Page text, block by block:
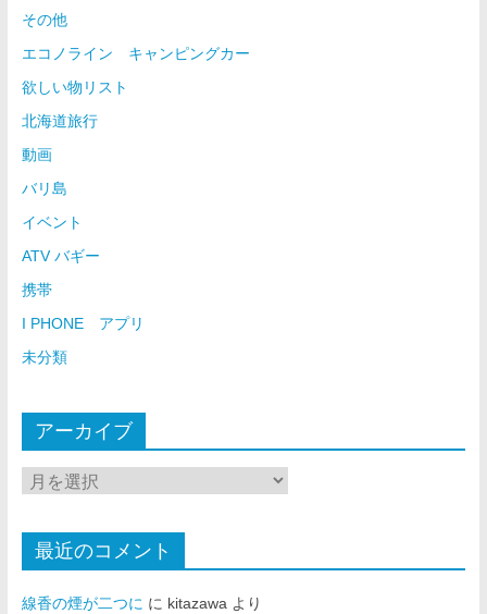
その他
エコノライン キャンピングカー
欲しい物リスト
北海道旅行
動画
バリ島
イベント
ATV バギー
携帯
I PHONE アプリ
未分類
アーカイブ
最近のコメント
線香の煙が二つに に kitazawaより